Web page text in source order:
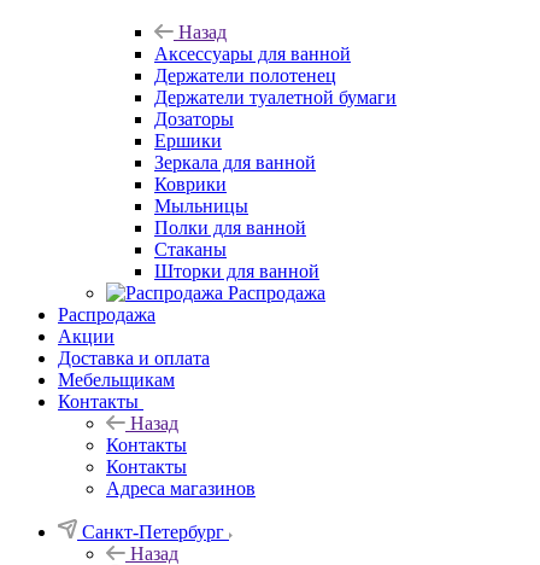
Назад
Аксессуары для ванной
Держатели полотенец
Держатели туалетной бумаги
Дозаторы
Ершики
Зеркала для ванной
Коврики
Мыльницы
Полки для ванной
Стаканы
Шторки для ванной
Распродажа
Распродажа
Акции
Доставка и оплата
Мебельщикам
Контакты
Назад
Контакты
Контакты
Адреса магазинов
Санкт-Петербург
Назад